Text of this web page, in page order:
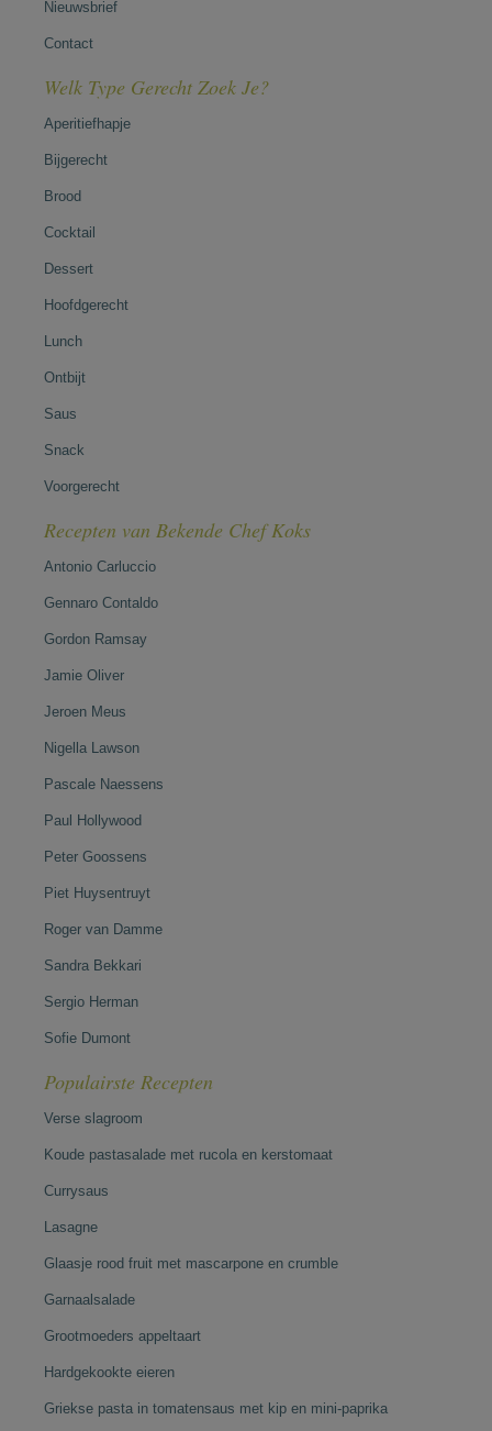
Nieuwsbrief
Contact
Welk Type Gerecht Zoek Je?
Aperitiefhapje
Bijgerecht
Brood
Cocktail
Dessert
Hoofdgerecht
Lunch
Ontbijt
Saus
Snack
Voorgerecht
Recepten van Bekende Chef Koks
Antonio Carluccio
Gennaro Contaldo
Gordon Ramsay
Jamie Oliver
Jeroen Meus
Nigella Lawson
Pascale Naessens
Paul Hollywood
Peter Goossens
Piet Huysentruyt
Roger van Damme
Sandra Bekkari
Sergio Herman
Sofie Dumont
Populairste Recepten
Verse slagroom
Koude pastasalade met rucola en kerstomaat
Currysaus
Lasagne
Glaasje rood fruit met mascarpone en crumble
Garnaalsalade
Grootmoeders appeltaart
Hardgekookte eieren
Griekse pasta in tomatensaus met kip en mini-paprika